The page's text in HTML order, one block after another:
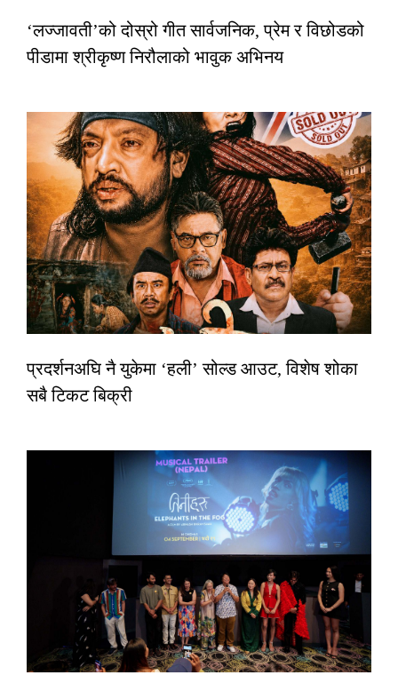
‘लज्जावती’को दोस्रो गीत सार्वजनिक, प्रेम र विछोडको
पीडामा श्रीकृष्ण निरौलाको भावुक अभिनय
प्रदर्शनअघि नै युकेमा ‘हली’ सोल्ड आउट, विशेष शोका
सबै टिकट बिक्री